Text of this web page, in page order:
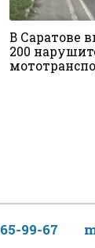
В Саратове
200
65-99-67